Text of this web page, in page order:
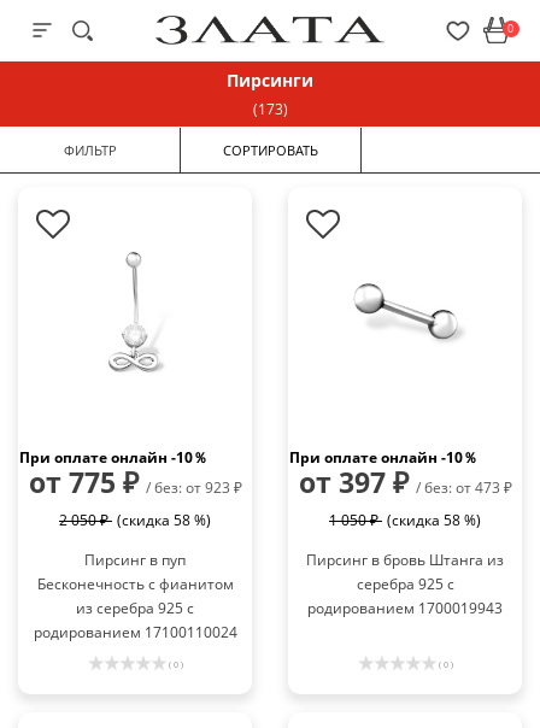
0
Пирсинги
(173)
Показать больше фильтров
ФИЛЬТР СОРТИРОВАТЬ
При оплате онлайн -10％
от 775 ₽ / без: от 923 ₽
2 050 ₽ (скидка 58 %)
Пирсинг в пуп
Бесконечность с фианитом
из серебра 925 с
родированием 17100110024
( 0 )
При оплате онлайн -10％
от 397 ₽ / без: от 473 ₽
1 050 ₽ (скидка 58 %)
Пирсинг в бровь Штанга из
серебра 925 с
родированием 1700019943
( 0 )